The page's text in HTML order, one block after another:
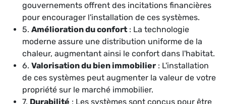
gouvernements offrent des incitations financières
pour encourager l'installation de ces systèmes.
5. Amélioration du confort : La technologie
moderne assure une distribution uniforme de la
chaleur, augmentant ainsi le confort dans l'habitat.
6. Valorisation du bien immobilier : L'installation
de ces systèmes peut augmenter la valeur de votre
propriété sur le marché immobilier.
7. Durabilité : Les systèmes sont conçus pour être